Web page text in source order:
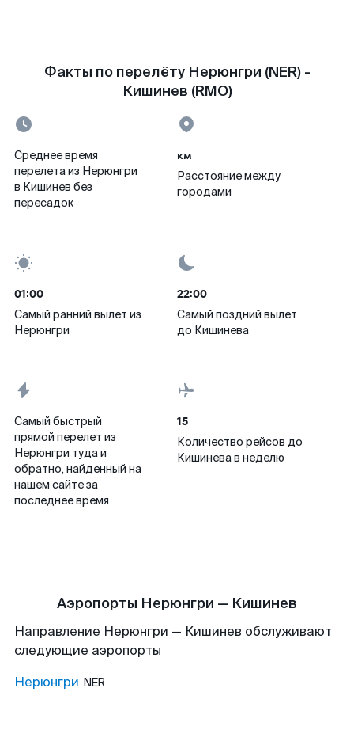
Факты по перелёту Нерюнгри (NER) -
Кишинев (RMO)
Среднее время
перелета из Нерюнгри
в Кишинев без
пересадок
км
Расстояние между
городами
01:00
Самый ранний вылет из
Нерюнгри
22:00
Самый поздний вылет
до Кишинева
Самый быстрый
прямой перелет из
Нерюнгри туда и
обратно, найденный на
нашем сайте за
последнее время
15
Количество рейсов до
Кишинева в неделю
Аэропорты Нерюнгри — Кишинев
Направление Нерюнгри — Кишинев обслуживают
следующие аэропорты
Нерюнгри NER